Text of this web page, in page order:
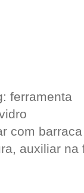
ferramenta
com
auxiliar